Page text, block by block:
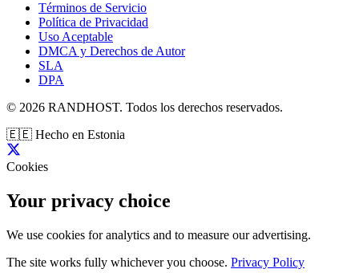
Términos de Servicio
Política de Privacidad
Uso Aceptable
DMCA y Derechos de Autor
SLA
DPA
© 2026 RANDHOST. Todos los derechos reservados.
🇪🇪 Hecho en Estonia
Cookies
Your privacy choice
We use cookies for analytics and to measure our advertising.
The site works fully whichever you choose. Privacy Policy